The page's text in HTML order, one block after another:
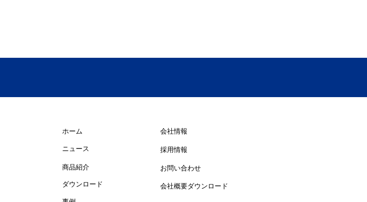
ホーム
ニュース
商品紹介
ダウンロード
​会社情報
採用情報
お問い合わせ
会社概要ダウンロード